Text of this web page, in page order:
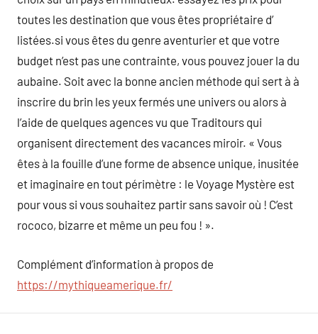
toutes les destination que vous êtes propriétaire d’
listées.si vous êtes du genre aventurier et que votre
budget n’est pas une contrainte, vous pouvez jouer la du
aubaine. Soit avec la bonne ancien méthode qui sert à à
inscrire du brin les yeux fermés une univers ou alors à
l’aide de quelques agences vu que Traditours qui
organisent directement des vacances miroir. « Vous
êtes à la fouille d’une forme de absence unique, inusitée
et imaginaire en tout périmètre : le Voyage Mystère est
pour vous si vous souhaitez partir sans savoir où ! C’est
rococo, bizarre et même un peu fou ! ».
Complément d’information à propos de
https://mythiqueamerique.fr/